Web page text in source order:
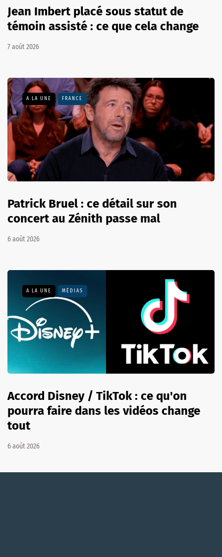
Jean Imbert placé sous statut de
témoin assisté : ce que cela change
7 août 2026
A LA UNE FRANCE
Patrick Bruel : ce détail sur son
concert au Zénith passe mal
6 août 2026
A LA UNE MÉDIAS
Accord Disney / TikTok : ce qu'on
pourra faire dans les vidéos change
tout
6 août 2026